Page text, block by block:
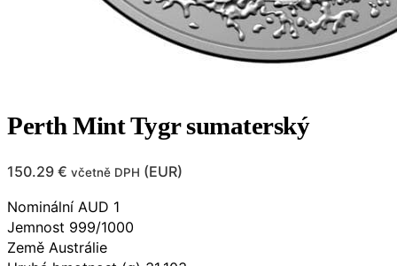
Perth Mint Tygr sumaterský
150.29 € včetně DPH (EUR)
Nominální AUD 1
Jemnost 999/1000
Země Austrálie